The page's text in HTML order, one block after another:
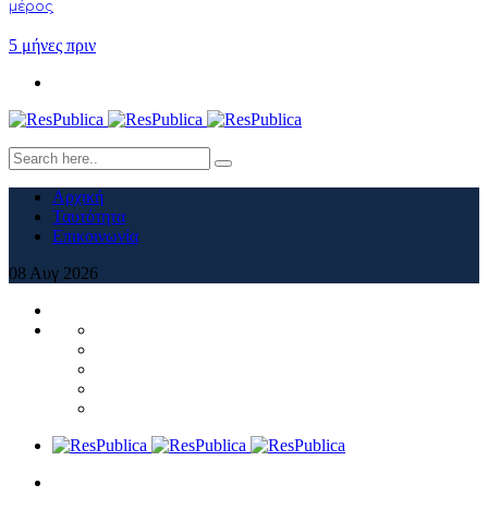
μέρος
5 μήνες πριν
Αρχική
Ταυτότητα
Επικοινωνία
08 Αυγ 2026